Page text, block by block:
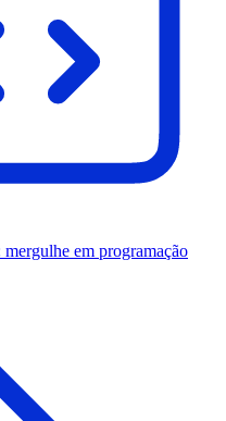
em programação